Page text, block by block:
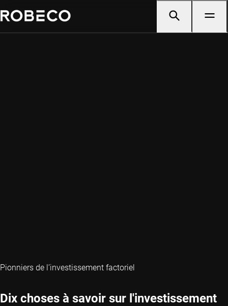
Pionniers de l’investissement factoriel
Dix choses à savoir sur l'investissement